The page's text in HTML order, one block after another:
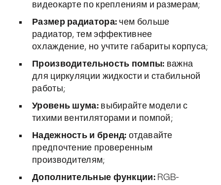
видеокарте по креплениям и размерам;
Размер радиатора: чем больше
радиатор, тем эффективнее
охлаждение, но учтите габариты корпуса;
Производительность помпы: важна
для циркуляции жидкости и стабильной
работы;
Уровень шума:выбирайте модели с
тихими вентиляторами и помпой;
Надежность и бренд: отдавайте
предпочтение проверенным
производителям;
Дополнительные функции:RGB-